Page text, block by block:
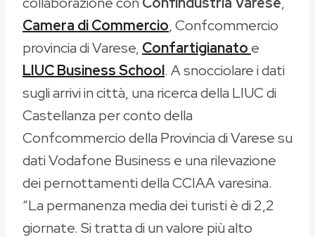
Camera di Commercio, Confcommercio
provincia di Varese, Confartigianato e
LIUC Business School. A snocciolare i dati
sugli arrivi in città, una ricerca della LIUC di
Castellanza per conto della
Confcommercio della Provincia di Varese su
dati Vodafone Business e una rilevazione
dei pernottamenti della CCIAA varesina.
“La permanenza media dei turisti è di 2,2
giornate. Si tratta di un valore più alto